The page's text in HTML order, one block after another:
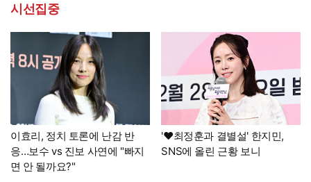
시선집중
이효리, 정치 토론에 난감 반
응…보수 vs 진보 사연에 "빠지
면 안 될까요?"
'♥최정훈과 결별설' 한지민,
SNS에 올린 근황 보니